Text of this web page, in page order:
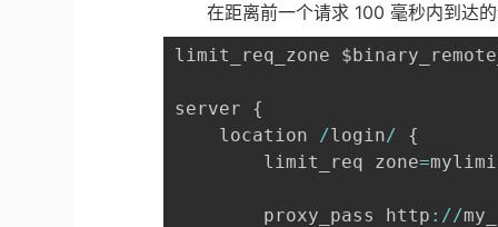
在距离前一个请求 100 毫秒内到达
limit_req_zone
server {
    location
/login/
{
        limit_req zone
=
        proxy_pass http
: //